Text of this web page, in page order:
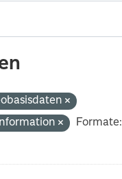
Formate: